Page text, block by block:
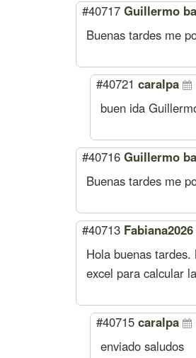
#40717 Guillermo
Buenas tardes me
#40721 caralpa
buen ida
#40716 Guillermo
Buenas tardes me
#40713 Fabiana2026
Hola buenas
excel para calcular
#40715 caralpa
enviado saludos